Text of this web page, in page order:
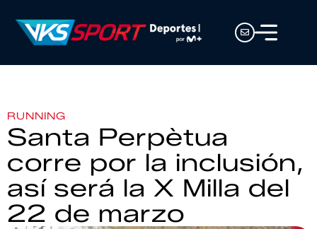
RUNNING
Santa Perpètua
corre por la inclusión,
así será la X Milla del
22 de marzo